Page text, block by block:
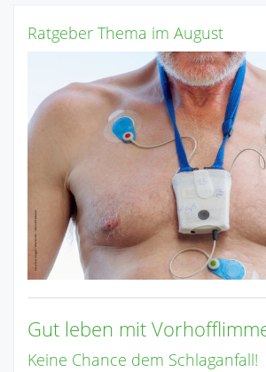
Ratgeber Thema im August
Gut leben mit
Keine Chance dem Schlaganfall!